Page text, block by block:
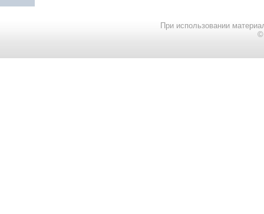
При использовании